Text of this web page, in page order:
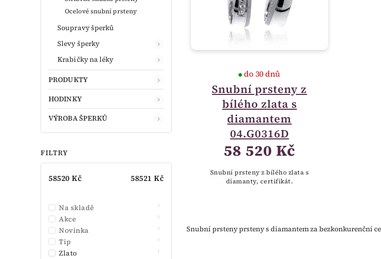
Ocelové snubní prsteny
Soupravy šperků
Slevy šperky
Krabičky na léky
PRODUKTY
HODINKY
VÝROBA ŠPERKŮ
FILTRY
58520 Kč 58521 Kč
Na skladě 0
Akce 0
Novinka 0
Tip 0
Zlato 1
Snubní prsteny z
bílého zlata s
diamantem
04.G0316D
do 30 dnů
58 520 Kč
Snubní prsteny z bílého zlata s
diamanty, certifikát.
Snubní prsteny prsteny s diamantem za bezkonkurenční